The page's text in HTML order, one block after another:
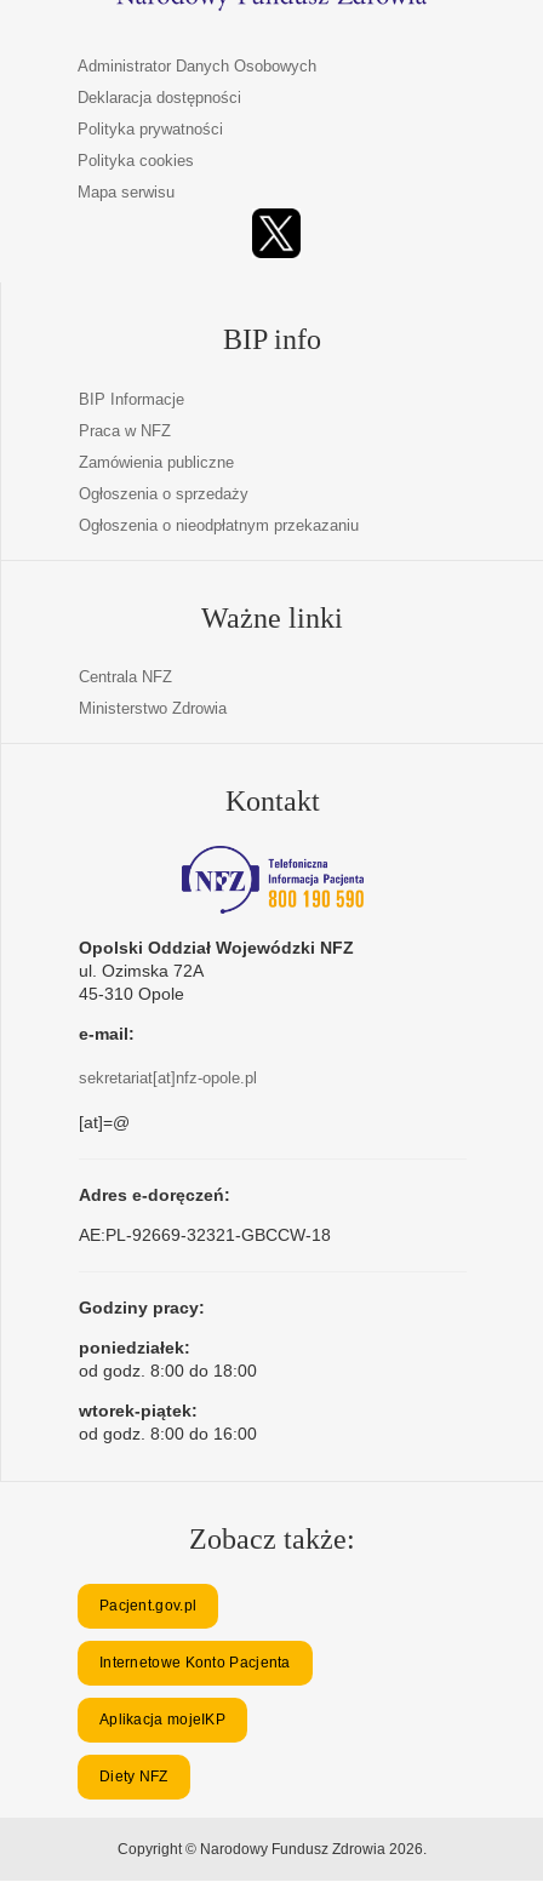
Administrator Danych Osobowych
Deklaracja dostępności
Polityka prywatności
Polityka cookies
Mapa serwisu
BIP info
BIP Informacje
Praca w NFZ
Zamówienia publiczne
Ogłoszenia o sprzedaży
Ogłoszenia o nieodpłatnym przekazaniu
Ważne linki
Centrala NFZ
Ministerstwo Zdrowia
Kontakt
Opolski Oddział Wojewódzki NFZ
ul. Ozimska 72A
45-310 Opole
e-mail:
sekretariat[at]nfz-opole.pl
[at]=@
Adres e-doręczeń:
AE:PL-92669-32321-GBCCW-18
Godziny pracy:
poniedziałek:
od godz. 8:00 do 18:00
wtorek-piątek:
od godz. 8:00 do 16:00
Zobacz także:
Pacjent.gov.pl
Internetowe Konto Pacjenta
Aplikacja mojeIKP
Diety NFZ
Copyright © Narodowy Fundusz Zdrowia 2026.